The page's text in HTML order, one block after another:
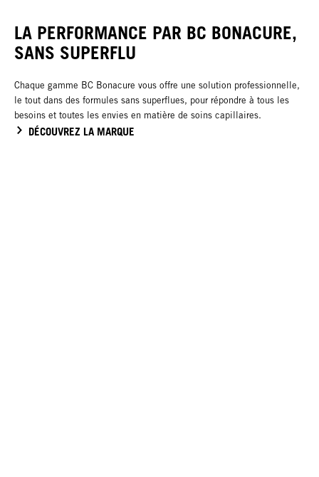
LA PERFORMANCE PAR BC BONACURE,
SANS SUPERFLU
Chaque gamme BC Bonacure vous offre une solution professionnelle,
le tout dans des formules sans superflues, pour répondre à tous les
besoins et toutes les envies en matière de soins capillaires.
DÉCOUVREZ LA MARQUE